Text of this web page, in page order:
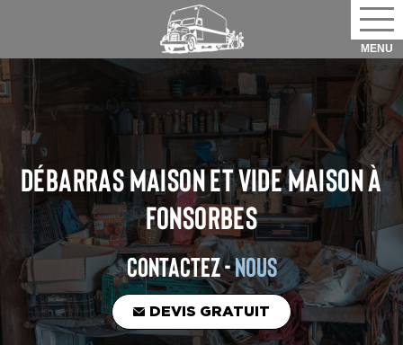
DÉBARRAS MAISON ET VIDE MAISONÀ
FONSORBES
CONTACTEZ -NOUS
DEVIS GRATUIT